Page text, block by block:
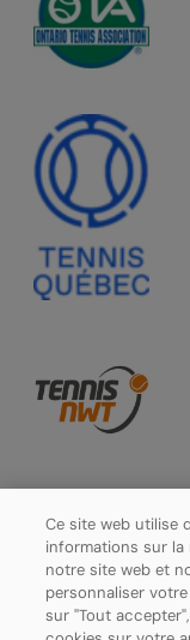
Ce site web utilise
informations sur la
notre site web et
personnaliser
sur "Tout